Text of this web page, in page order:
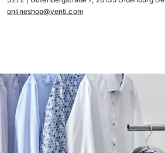
onlineshop@venti.com